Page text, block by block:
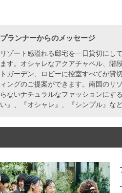
プランナーからのメッセージ
リゾート感溢れる邸宅を一日貸切にし
ます。オシャレなアクアチャペル、階
トガーデン、ロビーに控室すべてが貸
ィングのご提案ができます。南国のリ
らないナチュラルなファッションにす
い』、『オシャレ』、『シンプル』な